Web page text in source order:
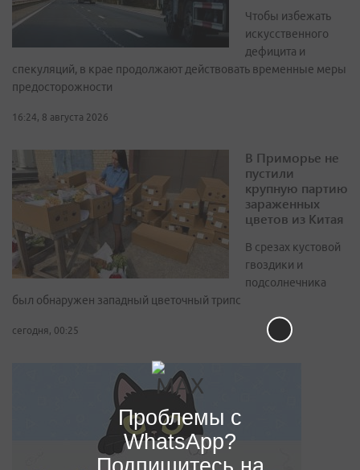
Чтобы избежать
искусственного
дефицита и
спекуляций, в крае продолжают действовать временные меры
предосторожности
16:24, 8 августа 2026
В Приморье не
пустили
крупную партию
зараженных
цветов из Китая
В срезах кустовой
гвоздики и
подсолнечника
был обнаружен западный цветочный трипс
сегодня, 00:25
Проблемы с
WhatsApp?